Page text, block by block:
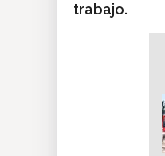
trabajo.